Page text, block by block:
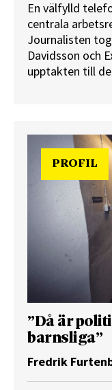
En välfylld
centrala
Journalisten
Davidsson och
upptakten till
PROFIL
”Då är
barnsliga”
Fredrik